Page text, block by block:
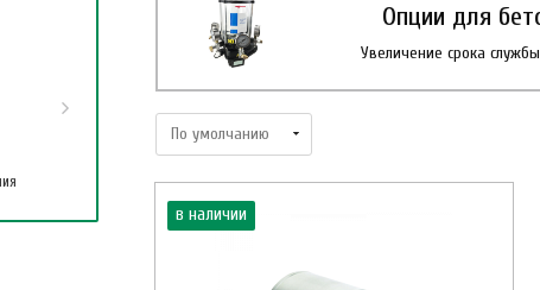
Опции для
Увеличение срока
в наличии